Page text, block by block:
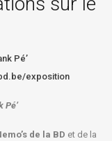
Pé’
exposition
Pé’
de la BD et de la